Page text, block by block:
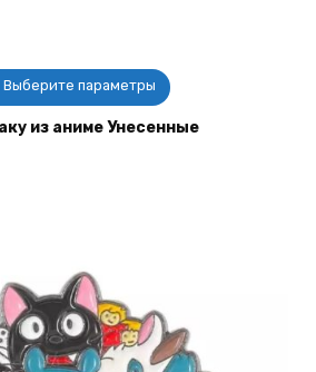
Выберите параметры
Этот
товар
имеет
странице
товара.
из аниме Унесенные